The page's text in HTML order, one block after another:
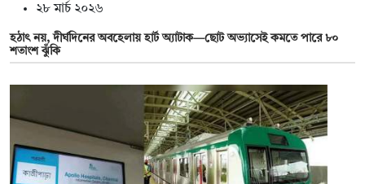
২৮ মার্চ ২০২৬
হঠাৎ নয়, দীর্ঘদিনের অবহেলায় হার্ট অ্যাটাক—ছোট অভ্যাসেই কমতে পারে ৮০
শতাংশ ঝুঁকি